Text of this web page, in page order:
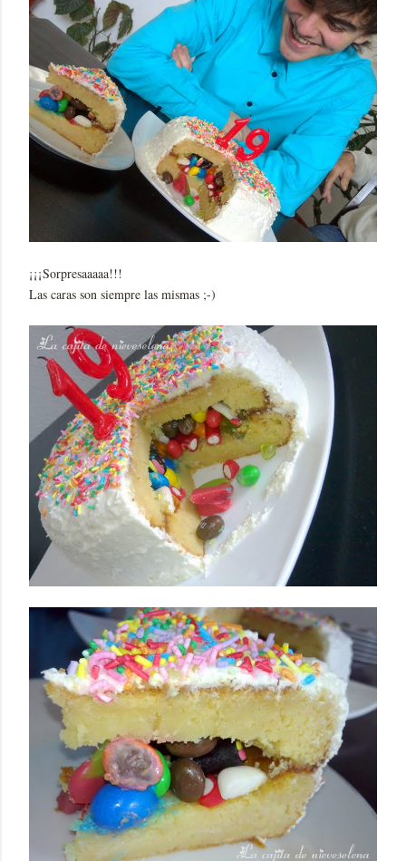
¡¡¡Sorpresaaaaa!!!
Las caras son siempre las mismas ;-)